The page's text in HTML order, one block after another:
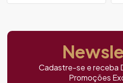
Cadastre-se e receba
Promoções